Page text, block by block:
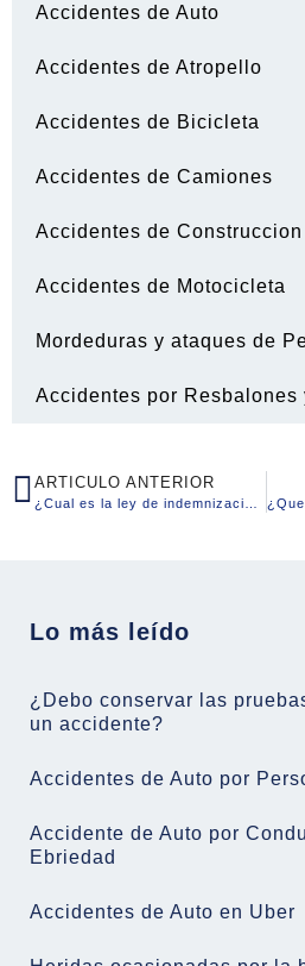
Accidentes de Auto
Accidentes de Atropello
Accidentes de Bicicleta
Accidentes de Camiones
Accidentes de Construccion
Accidentes de Motocicleta
Mordeduras y ataques de
Accidentes por Resbalones
ARTICULO ANTERIOR
Lo más leído
¿Debo conservar las
un accidente?
Accidentes de Auto por
Accidente de Auto por
Ebriedad
Accidentes de Auto en Uber